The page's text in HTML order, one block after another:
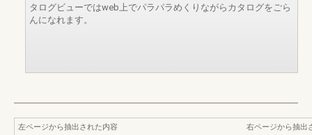
タログビューではweb上でパラパラめくりながらカタログをごら
んになれます。
左ページから抽出された内容
右ページから抽出